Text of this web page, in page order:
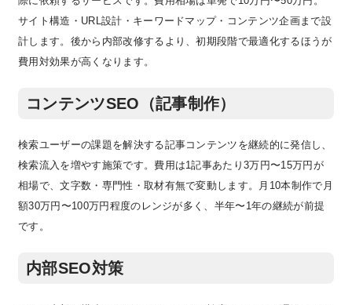
サイト構造・URL設計・キーワードマップ・コンテンツ企画まで設
計します。後から内部改修するより、初期段階で最適化するほうが
費用対効果が高くなります。
コンテンツSEO（記事制作）
検索ユーザーの課題を解決する記事コンテンツを継続的に発信し、
検索流入を増やす施策です。費用は1記事あたり3万円〜15万円が
相場で、文字数・専門性・取材有無で変動します。月10本制作で月
額30万円〜100万円程度のレンジが多く、半年〜1年の継続が前提
です。
内部SEO対策